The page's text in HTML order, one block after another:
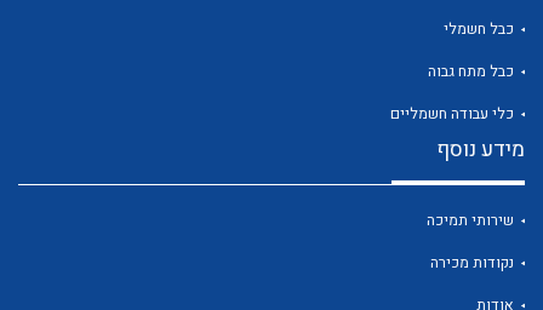
כבל חשמלי
כבל מתח גבוה
כלי עבודה חשמליים
מידע נוסף
שירותי תמיכה
נקודות מכירה
אודות